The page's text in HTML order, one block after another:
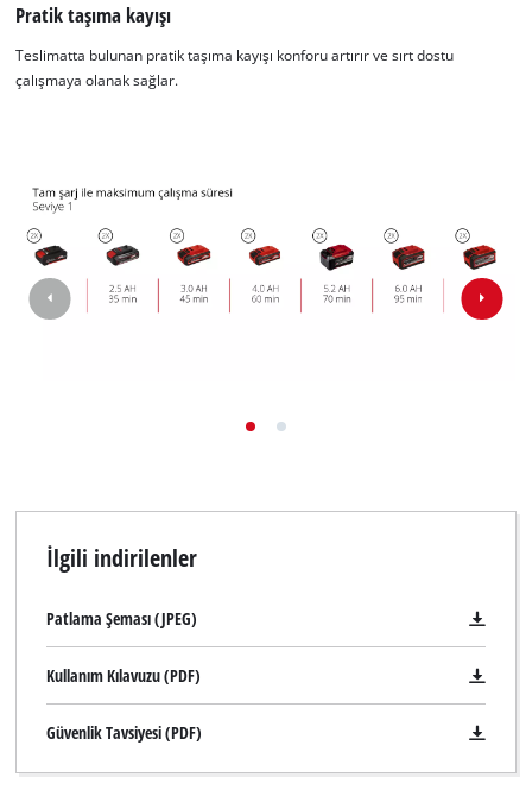
Pratik taşıma kayışı
Teslimatta bulunan pratik taşıma kayışı konforu artırır ve sırt dostu
çalışmaya olanak sağlar.
İlgili indirilenler
Patlama Şeması (JPEG)
Kullanım Kılavuzu (PDF)
Güvenlik Tavsiyesi (PDF)